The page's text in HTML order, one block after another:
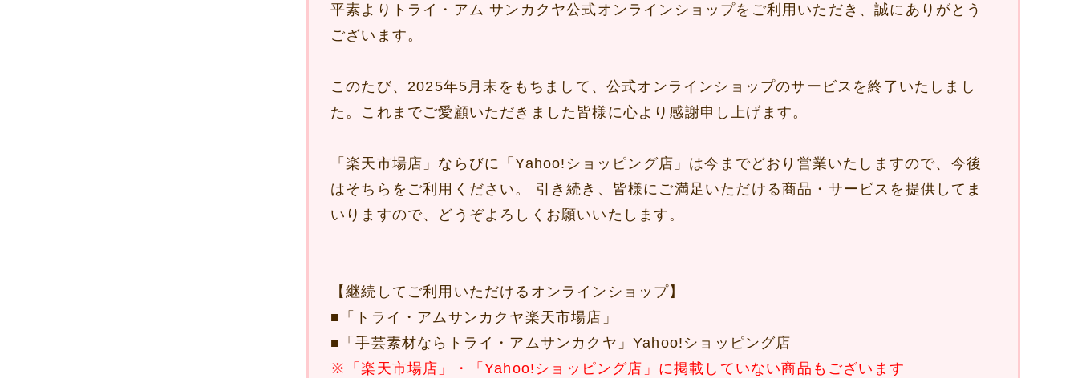
平素よりトライ・アム サンカクヤ公式オンラインショップをご利用いただき、誠にありがとう
ございます。
このたび、2025年5月末をもちまして、公式オンラインショップのサービスを終了いたしまし
た。これまでご愛顧いただきました皆様に心より感謝申し上げます。
「楽天市場店」ならびに「Yahoo!ショッピング店」は今までどおり営業いたしますので、今後
はそちらをご利用ください。 引き続き、皆様にご満足いただける商品・サービスを提供してま
いりますので、どうぞよろしくお願いいたします。
【継続してご利用いただけるオンラインショップ】
■ 「トライ・アムサンカクヤ楽天市場店」
■ 「手芸素材ならトライ・アムサンカクヤ」Yahoo!ショッピング店
※「楽天市場店」・「Yahoo!ショッピング店」に掲載していない商品もございます